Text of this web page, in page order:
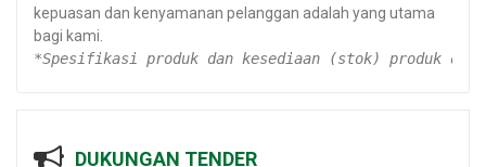
kepuasan dan kenyamanan pelanggan adalah yang utama
bagi kami.
*Spesifikasi produk dan kesediaan (stok) produk
DUKUNGAN TENDER